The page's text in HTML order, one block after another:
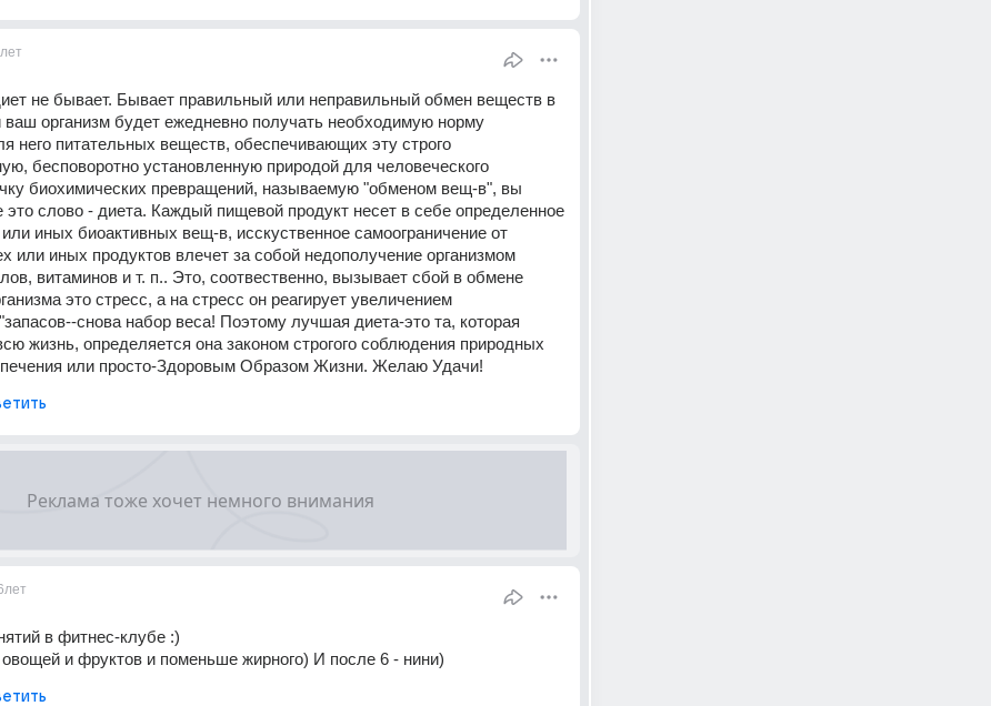
не бывает. Бывает правильный или неправильный обмен веществ в
ваш организм будет ежедневно получать необходимую норму
него питательных веществ, обеспечивающих эту строго
бесповоротно установленную природой для человеческого
биохимических превращений, называемую "обменом вещ-в", вы
это слово - диета. Каждый пищевой продукт несет в себе определенное
иных биоактивных вещ-в, исскуственное самоограничение от
или иных продуктов влечет за собой недополучение организмом
витаминов и т. п.. Это, соотвественно, вызывает сбой в обмене
это стресс, а на стресс он реагирует увеличением
снова набор веса! Поэтому лучшая диета-это та, которая
жизнь, определяется она законом строгого соблюдения природных
или просто-Здоровым Образом Жизни. Желаю Удачи!
в фитнес-клубе :)
и фруктов и поменьше жирного) И после 6 - нини)